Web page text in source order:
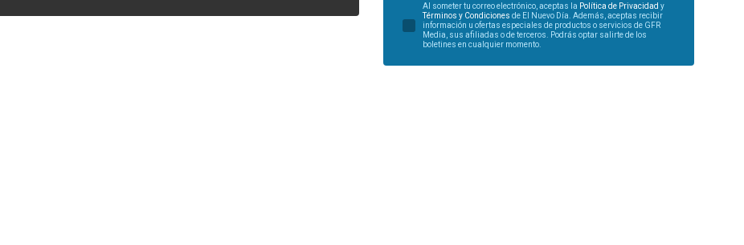
Al someter tu correo electrónico, aceptas la Política de Privacidad y
Términos y Condiciones de El Nuevo Día. Además, aceptas recibir
información u ofertas especiales de productos o servicios de GFR
Media, sus afiliadas o de terceros. Podrás optar salirte de los
boletines en cualquier momento.